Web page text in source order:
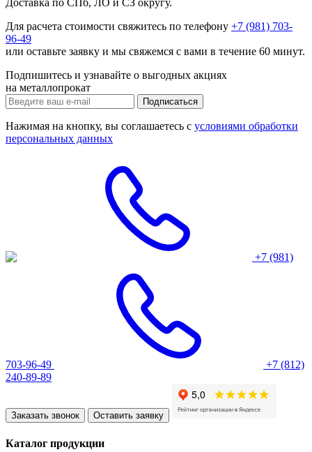
Для расчета стоимости свяжитесь по телефону +7 (981) 703-
96-49
или оставьте заявку и мы свяжемся с вами в течение 60 минут.
Подпишитесь и узнавайте о выгодных акциях
на металлопрокат
Нажимая на кнопку, вы соглашаетесь с условиями обработки
персональных данных
+7 (981)
703-96-49
+7 (812)
240-89-89
Заказать звонок Оставить заявку
Каталог продукции